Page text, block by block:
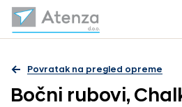
Povratak na pregled opreme
Bočni rubovi,